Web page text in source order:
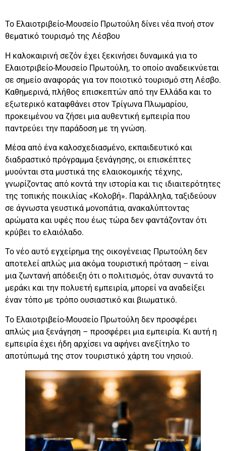
Το Ελαιοτριβείο-Μουσείο Πρωτούλη δίνει νέα πνοή στον
θεματικό τουρισμό της Λέσβου
Η καλοκαιρινή σεζόν έχει ξεκινήσει δυναμικά για το
Ελαιοτριβείο-Μουσείο Πρωτούλη, το οποίο αναδεικνύεται
σε σημείο αναφοράς για τον ποιοτικό τουρισμό στη Λέσβο.
Καθημερινά, πλήθος επισκεπτών από την Ελλάδα και το
εξωτερικό καταφθάνει στον Τρίγωνα Πλωμαρίου,
προκειμένου να ζήσει μια αυθεντική εμπειρία που
παντρεύει την παράδοση με τη γνώση.
Μέσα από ένα καλοσχεδιασμένο, εκπαιδευτικό και
διαδραστικό πρόγραμμα ξενάγησης, οι επισκέπτες
μυούνται στα μυστικά της ελαιοκομικής τέχνης,
γνωρίζοντας από κοντά την ιστορία και τις ιδιαιτερότητες
της τοπικής ποικιλίας «Κολοβή». Παράλληλα, ταξιδεύουν
σε άγνωστα γευστικά μονοπάτια, ανακαλύπτοντας
αρώματα και υφές που έως τώρα δεν φαντάζονταν ότι
κρύβει το ελαιόλαδο.
Το νέο αυτό εγχείρημα της οικογένειας Πρωτούλη δεν
αποτελεί απλώς μια ακόμα τουριστική πρόταση – είναι
μια ζωντανή απόδειξη ότι ο πολιτισμός, όταν συναντά το
μεράκι και την πολυετή εμπειρία, μπορεί να αναδείξει
έναν τόπο με τρόπο ουσιαστικό και βιωματικό.
Το Ελαιοτριβείο-Μουσείο Πρωτούλη δεν προσφέρει
απλώς μια ξενάγηση – προσφέρει μια εμπειρία. Κι αυτή η
εμπειρία έχει ήδη αρχίσει να αφήνει ανεξίτηλο το
αποτύπωμά της στον τουριστικό χάρτη του νησιού.